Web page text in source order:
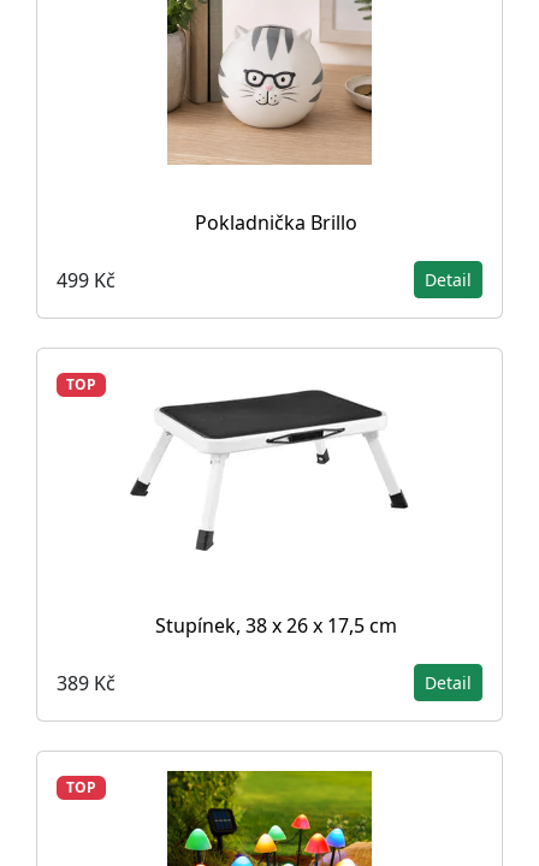
Pokladnička Brillo
499 Kč Detail
TOP
Stupínek, 38 x 26 x 17,5 cm
389 Kč Detail
TOP